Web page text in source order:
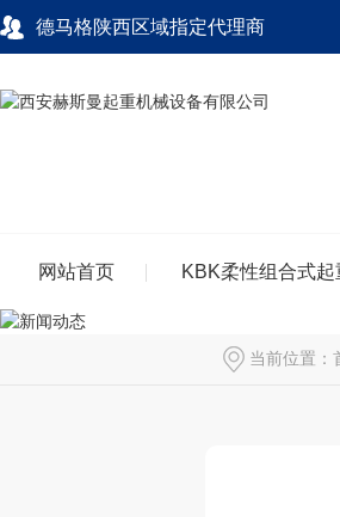
德马格陕西区域指定代理商
网站首页 KBK柔性组合式起
当前位置：